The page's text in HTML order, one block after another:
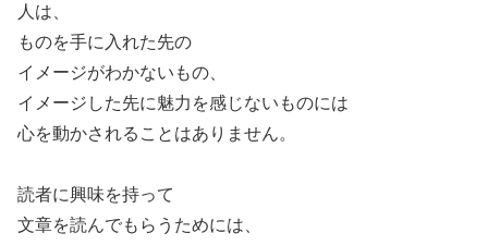
人は、
ものを手に入れた先の
イメージがわかないもの、
イメージした先に魅力を感じないものには
心を動かされることはありません。
読者に興味を持って
文章を読んでもらうためには、